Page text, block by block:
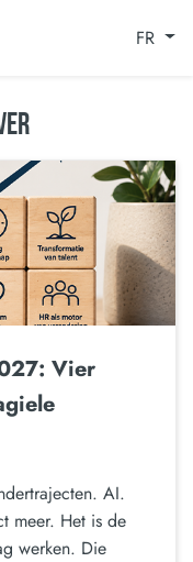
FR
Vier
AI.
meer. Het is de
werken. Die